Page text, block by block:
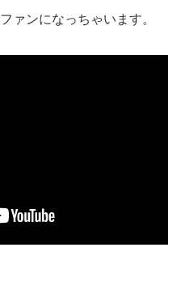
ァンになっちゃいます。